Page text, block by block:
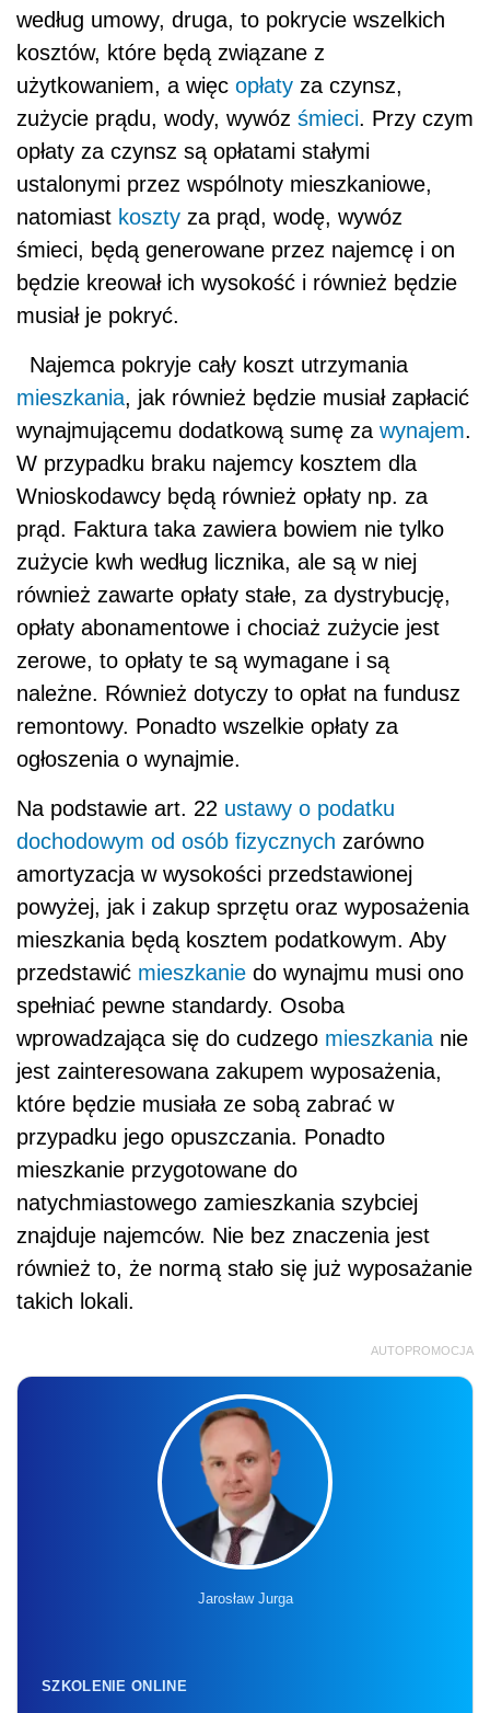
według umowy, druga, to pokrycie wszelkich
kosztów, które będą związane z
użytkowaniem, a więc opłaty za czynsz,
zużycie prądu, wody, wywóz śmieci. Przy czym
opłaty za czynsz są opłatami stałymi
ustalonymi przez wspólnoty mieszkaniowe,
natomiast koszty za prąd, wodę, wywóz
śmieci, będą generowane przez najemcę i on
będzie kreował ich wysokość i również będzie
musiał je pokryć.
Najemca pokryje cały koszt utrzymania
mieszkania, jak również będzie musiał zapłacić
wynajmującemu dodatkową sumę za wynajem.
W przypadku braku najemcy kosztem dla
Wnioskodawcy będą również opłaty np. za
prąd. Faktura taka zawiera bowiem nie tylko
zużycie kwh według licznika, ale są w niej
również zawarte opłaty stałe, za dystrybucję,
opłaty abonamentowe i chociaż zużycie jest
zerowe, to opłaty te są wymagane i są
należne. Również dotyczy to opłat na fundusz
remontowy. Ponadto wszelkie opłaty za
ogłoszenia o wynajmie.
Na podstawie art. 22 ustawy o podatku
dochodowym od osób fizycznych zarówno
amortyzacja w wysokości przedstawionej
powyżej, jak i zakup sprzętu oraz wyposażenia
mieszkania będą kosztem podatkowym. Aby
przedstawić mieszkanie do wynajmu musi ono
spełniać pewne standardy. Osoba
wprowadzająca się do cudzego mieszkania nie
jest zainteresowana zakupem wyposażenia,
które będzie musiała ze sobą zabrać w
przypadku jego opuszczania. Ponadto
mieszkanie przygotowane do
natychmiastowego zamieszkania szybciej
znajduje najemców. Nie bez znaczenia jest
również to, że normą stało się już wyposażanie
takich lokali.
AUTOPROMOCJA
Jarosław Jurga
SZKOLENIE ONLINE